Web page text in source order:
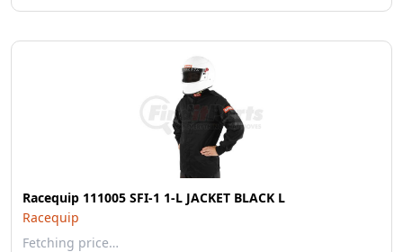
Racequip 111005 SFI-1 1-L JACKET BLACK L
Racequip
Fetching price…